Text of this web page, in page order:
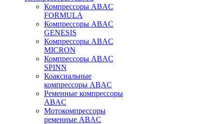
Компрессоры ABAC
FORMULA
Компрессоры ABAC
GENESIS
Компрессоры ABAC
MICRON
Компрессоры ABAC
SPINN
Коаксиальные
компрессоры ABAC
Ременные компрессоры
ABAC
Мотокомпрессоры
ременные ABAC